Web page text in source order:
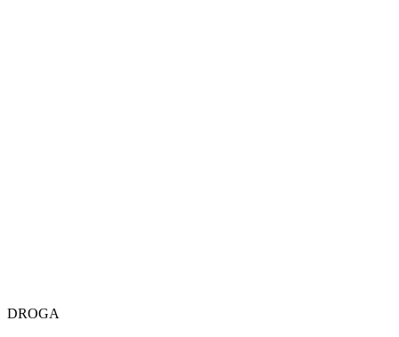
DROGA